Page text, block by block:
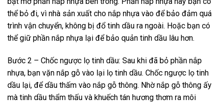
thể bỏ đi, vì nhà sản xuất cho nắp nhựa vào để bảo đảm quá
trình vận chuyển, không bị đổ tinh dầu ra ngoài. Hoặc bạn có
thể giữ phần nắp nhựa lại để bảo quản tinh dầu lâu hơn.
Bước 2 – Chốc ngược lọ tinh dầu: Sau khi đã bỏ phần nắp
nhựa, bạn vặn nắp gỗ vào lại lọ tinh dầu. Chốc ngược lọ tinh
dầu lại, để dầu thấm vào nắp gỗ thông. Nhờ nắp gỗ thông ấy
mà tinh dầu thẩm thấu và khuếch tán hương thơm ra môi